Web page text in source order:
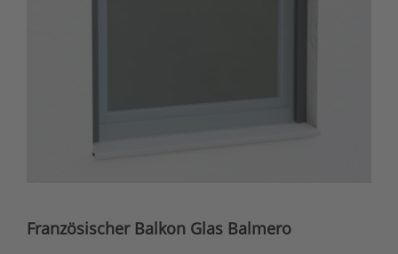
Französischer Balkon Glas Balmero